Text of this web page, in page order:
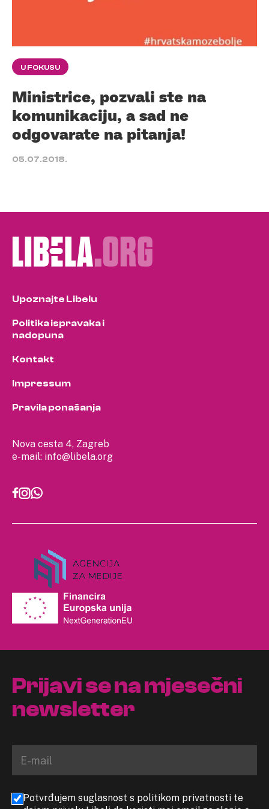
U FOKUSU
Ministrice, pozvali ste na
komunikaciju, a sad ne
odgovarate na pitanja!
05.07.2018.
Nova cesta 4, Zagreb
e-mail: info@libela.org
Upoznajte Libelu
Politika ispravaka i
nadopuna
Kontakt
Impressum
Pravila ponašanja
Prijavi se na mjesečni
newsletter
Potvrđujem suglasnost s politikom privatnosti te